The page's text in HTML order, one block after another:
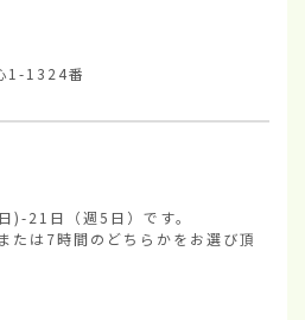
1-1324番
)-21日（週5日）です。
たは7時間のどちらかをお選び頂